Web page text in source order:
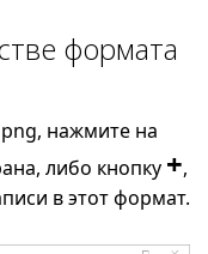
формата
нажмите на
либо кнопку +,
в этот формат.